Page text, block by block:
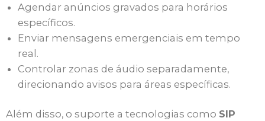
Agendar anúncios gravados para horários
específicos.
Enviar mensagens emergenciais em tempo
real.
Controlar zonas de áudio separadamente,
direcionando avisos para áreas específicas.
Além disso, o suporte a tecnologias como SIP